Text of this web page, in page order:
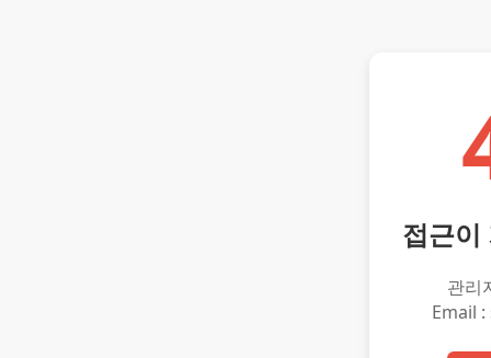
접근이
관리
Email